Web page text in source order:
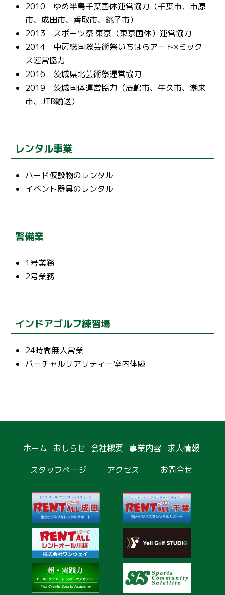
2010 ゆめ半島千葉国体運営協力（千葉市、市原
市、成田市、香取市、銚子市）
2013 スポーツ祭 東京（東京国体）運営協力
2014 中房総国際芸術祭いちはらアート×ミック
ス運営協力
2016 茨城県北芸術祭運営協力
2019 茨城国体運営協力（鹿嶋市、牛久市、潮来
市、JTB輸送）
レンタル事業
ハード仮設物のレンタル
イベント器具のレンタル
警備業
1号業務
2号業務
インドアゴルフ練習場
24時間無人営業
バーチャルリアリティー室内体験
ホーム おしらせ 会社概要 事業内容
求人情報
スタッフページ
アクセス お問合せ